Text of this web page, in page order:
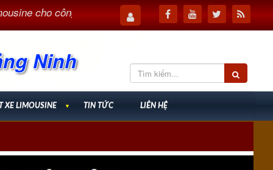
cho công tác – Tối ưu thời gian, nâng cao hiệu quả
Ninh
XE LIMOUSINE ▼ TIN TỨC LIÊN HỆ